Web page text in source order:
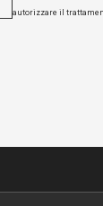
autorizzare il